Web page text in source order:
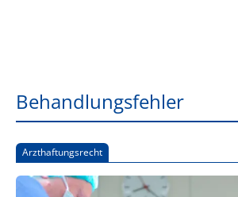
Behandlungsfehler
Arzthaftungsrecht